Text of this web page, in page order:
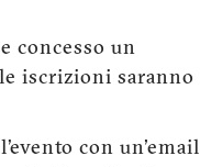
concesso un
iscrizioni saranno
con un'email